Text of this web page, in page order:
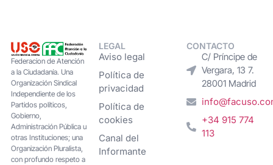
Federacion de Atención
a la Ciudadanía. Una
Organización Sindical
Independiente de los
Partidos políticos,
Gobierno,
Administración Pública u
otras Instituciones; una
Organización Pluralista,
con profundo respeto a
LEGAL
Aviso legal
Política de
privacidad
Política de
cookies
Canal del
Informante
CONTACTO
C/ Príncipe de
Vergara, 13 7.
28001 Madrid
+34 915 774
113